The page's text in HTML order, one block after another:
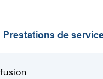
Prestations de